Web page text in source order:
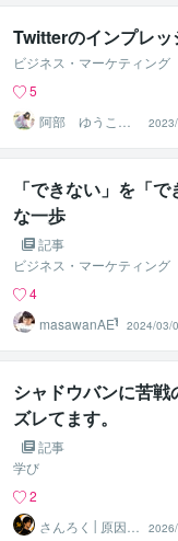
Twitterのインプレッ
ビジネス・マーケティング
5
阿部 ゆうこ
【SNSプロ】
「できない」を「
な一歩
記事
ビジネス・マーケティング
4
masawanAE ̔̓̿ͩ͂ͬ͊͐͗̑ 2024/03/
シャドウバンに苦戦
ズレてます。
記事
学び
2
さんろく│原因特